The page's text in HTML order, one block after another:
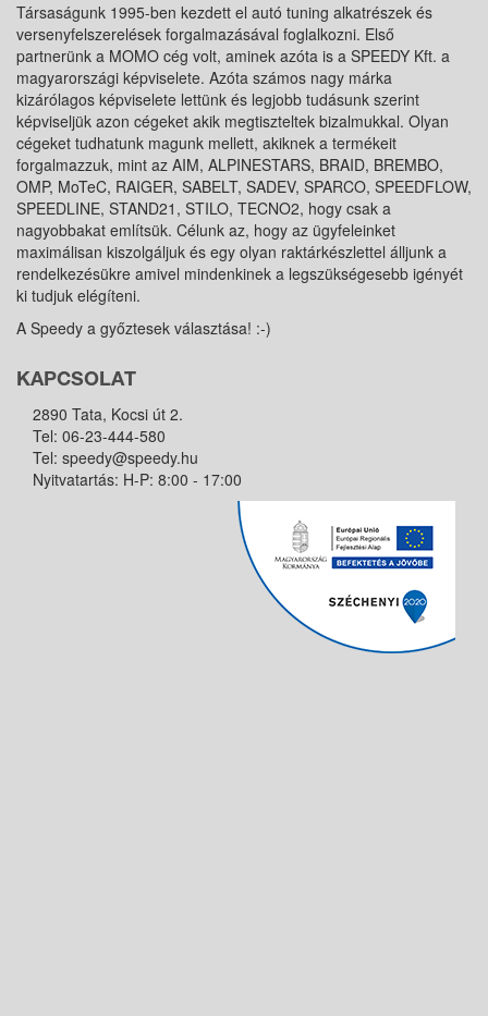
Társaságunk 1995-ben kezdett el autó tuning alkatrészek és
versenyfelszerelések forgalmazásával foglalkozni. Első
partnerünk a MOMO cég volt, aminek azóta is a SPEEDY Kft. a
magyarországi képviselete. Azóta számos nagy márka
kizárólagos képviselete lettünk és legjobb tudásunk szerint
képviseljük azon cégeket akik megtiszteltek bizalmukkal. Olyan
cégeket tudhatunk magunk mellett, akiknek a termékeit
forgalmazzuk, mint az AIM, ALPINESTARS, BRAID, BREMBO,
OMP, MoTeC, RAIGER, SABELT, SADEV, SPARCO, SPEEDFLOW,
SPEEDLINE, STAND21, STILO, TECNO2, hogy csak a
nagyobbakat említsük. Célunk az, hogy az ügyfeleinket
maximálisan kiszolgáljuk és egy olyan raktárkészlettel álljunk a
rendelkezésükre amivel mindenkinek a legszükségesebb igényét
ki tudjuk elégíteni.
A Speedy a győztesek választása! :-)
KAPCSOLAT
2890 Tata, Kocsi út 2.
Tel: 06-23-444-580
Tel: speedy@speedy.hu
Nyitvatartás: H-P: 8:00 - 17:00